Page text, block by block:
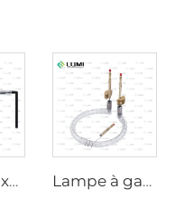
Lampe au xénon IPL P1541 – 9×45×100 mm Lampe à gaz simulateur de lumière solaire D1200 – 10×110 mm